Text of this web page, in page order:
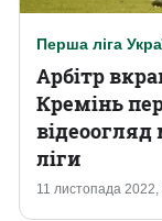
Перша ліга
11 листопада 2022,
Арбітр
Кремінь
відеоогляд
ліги